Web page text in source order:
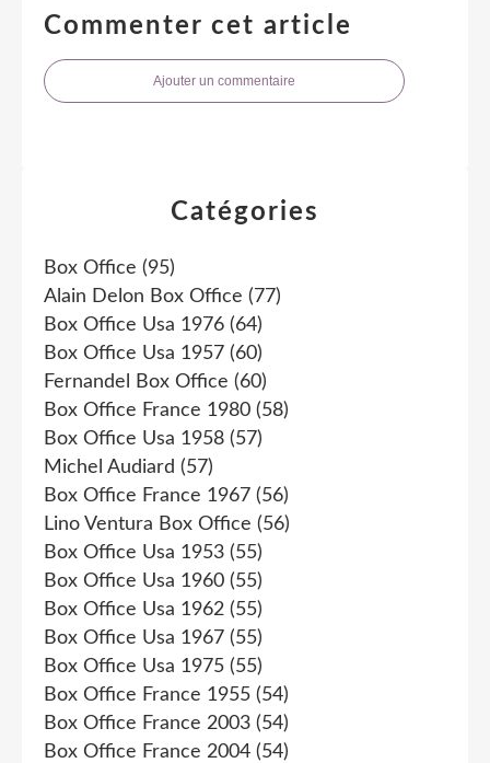
Commenter cet article
Ajouter un commentaire
Catégories
Box Office (95)
Alain Delon Box Office (77)
Box Office Usa 1976 (64)
Box Office Usa 1957 (60)
Fernandel Box Office (60)
Box Office France 1980 (58)
Box Office Usa 1958 (57)
Michel Audiard (57)
Box Office France 1967 (56)
Lino Ventura Box Office (56)
Box Office Usa 1953 (55)
Box Office Usa 1960 (55)
Box Office Usa 1962 (55)
Box Office Usa 1967 (55)
Box Office Usa 1975 (55)
Box Office France 1955 (54)
Box Office France 2003 (54)
Box Office France 2004 (54)